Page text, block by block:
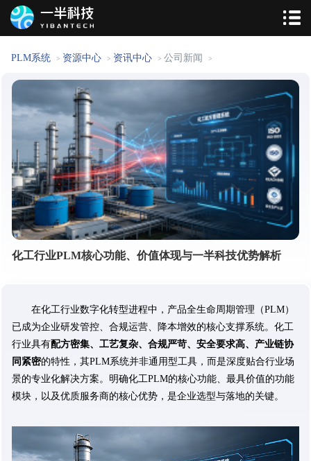
PLM系统 > 资源中心 > 资讯中心 > 公司新闻 >
化工行业PLM核心功能、价值体现与一半科技优势解析
在化工行业数字化转型进程中，产品全生命周期管理（PLM）
已成为企业研发管控、合规运营、降本增效的核心支撑系统。化工
行业具有配方密集、工艺复杂、合规严苛、安全要求高、产业链协
同紧密的特性，其PLM系统并非通用型工具，而是深度贴合行业场
景的专业化解决方案。明确化工PLM的核心功能、最具价值的功能
模块，以及优质服务商的核心优势，是企业选型与落地的关键。